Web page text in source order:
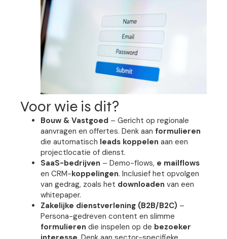
Voor wie is dit?
Bouw & Vastgoed – Gericht op regionale
aanvragen en offertes. Denk aan formulieren
die automatisch leads koppelen aan een
projectlocatie of dienst.
SaaS-bedrijven – Demo-flows, e mailflows
en CRM-koppelingen. Inclusief het opvolgen
van gedrag, zoals het downloaden van een
whitepaper.
Zakelijke dienstverlening (B2B/B2C) –
Persona-gedreven content en slimme
formulieren die inspelen op de bezoeker